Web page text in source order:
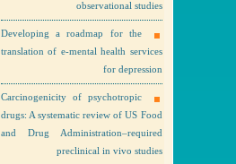
observational studies
Developing a roadmap for the
translation of e-mental health services
for depression
Carcinogenicity of psychotropic
drugs: A systematic review of US Food
and Drug Administration–required
preclinical in vivo studies